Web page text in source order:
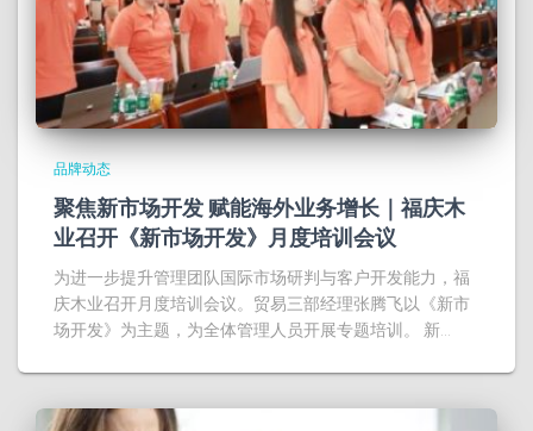
品牌动态
聚焦新市场开发 赋能海外业务增长｜福庆木
业召开《新市场开发》月度培训会议
为进一步提升管理团队国际市场研判与客户开发能力，福
庆木业召开月度培训会议。贸易三部经理张腾飞以《新市
场开发》为主题，为全体管理人员开展专题培训。 新…